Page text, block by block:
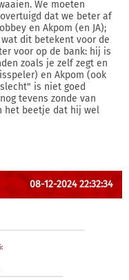
We moeten
dat we beter af
en Akpom (en JA);
dit betekent voor de
voor op de bank: hij is
zoals je zelf zegt en
en Akpom (ook
is niet goed
tevens zonde van
het beetje dat hij wel
08-12-2024 22:32:34
: